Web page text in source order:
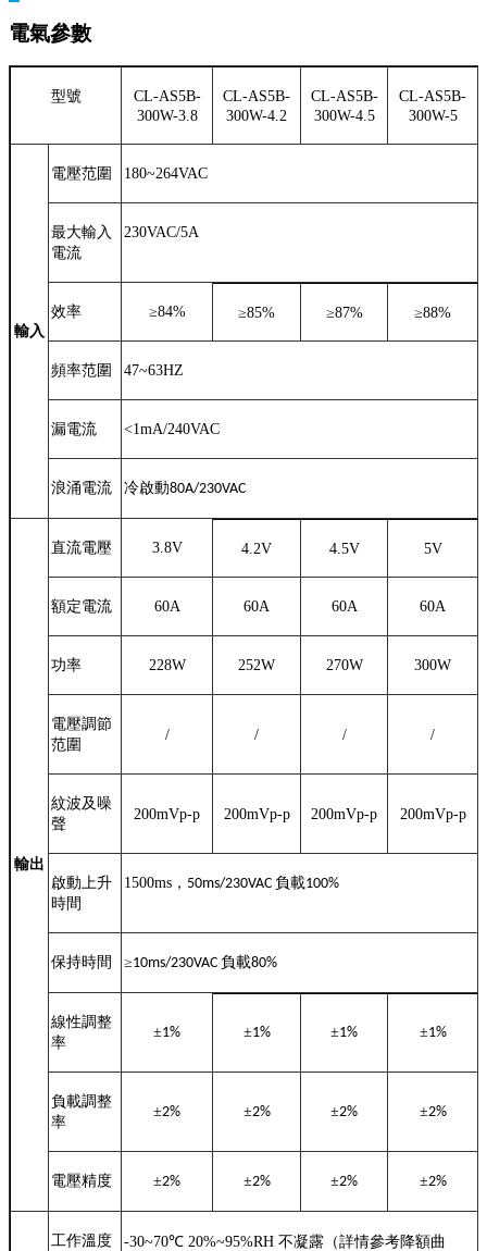
電氣參數
型號
CL-AS5B-
300W-3.8
CL-AS5B-
300W-4.2
CL-AS5B-
300W-4.5
CL-AS5B-
300W-5
輸入
電壓范圍 180~264VAC
最大輸入
電流
230VAC/5A
效率 ≥84% ≥85% ≥87% ≥88%
頻率范圍 47~63HZ
漏電流 <1mA/240VAC
浪涌電流 冷啟動80A/230VAC
輸出
直流電壓 3.8V 4.2V 4.5V 5V
額定電流 60A 60A 60A 60A
功率 228W 252W 270W 300W
電壓調節
范圍
/ / / /
紋波及噪
聲
200mVp-p 200mVp-p 200mVp-p 200mVp-p
啟動上升
時間
1500ms ， 50ms/230VAC 負載100%
保持時間 ≥10ms/230VAC 負載80%
線性調整
率
±1% ±1% ±1% ±1%
負載調整
率
±2% ±2% ±2% ±2%
電壓精度 ±2% ±2% ±2% ±2%
工作溫度
-30~70℃ 20%~95%RH 不凝露（詳情參考降額曲